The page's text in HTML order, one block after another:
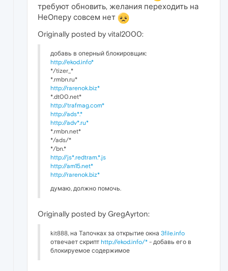
требуют обновить, желания переходить на
НеОперу совсем нет
Originally posted by vital2000:
добавь в оперный блокировщик:
http://ekod.info*
*/tizer_*
*.rmbn.ru*
http://rarenok.biz*
*.dt00.net*
http://trafmag.com*
http://ads*.*
http://adv*.ru*
*.rmbn.net*
*/ads/*
*/bn.*
http://js*.redtram.*.js
http://am15.net*
http://rarenok.biz*
думаю, должно помочь.
Originally posted by GregAyrton:
kit888, на Тапочках за открытие окна 3file.info
отвечает скрипт http://ekod.info/* - добавь его в
блокируемое содержимое